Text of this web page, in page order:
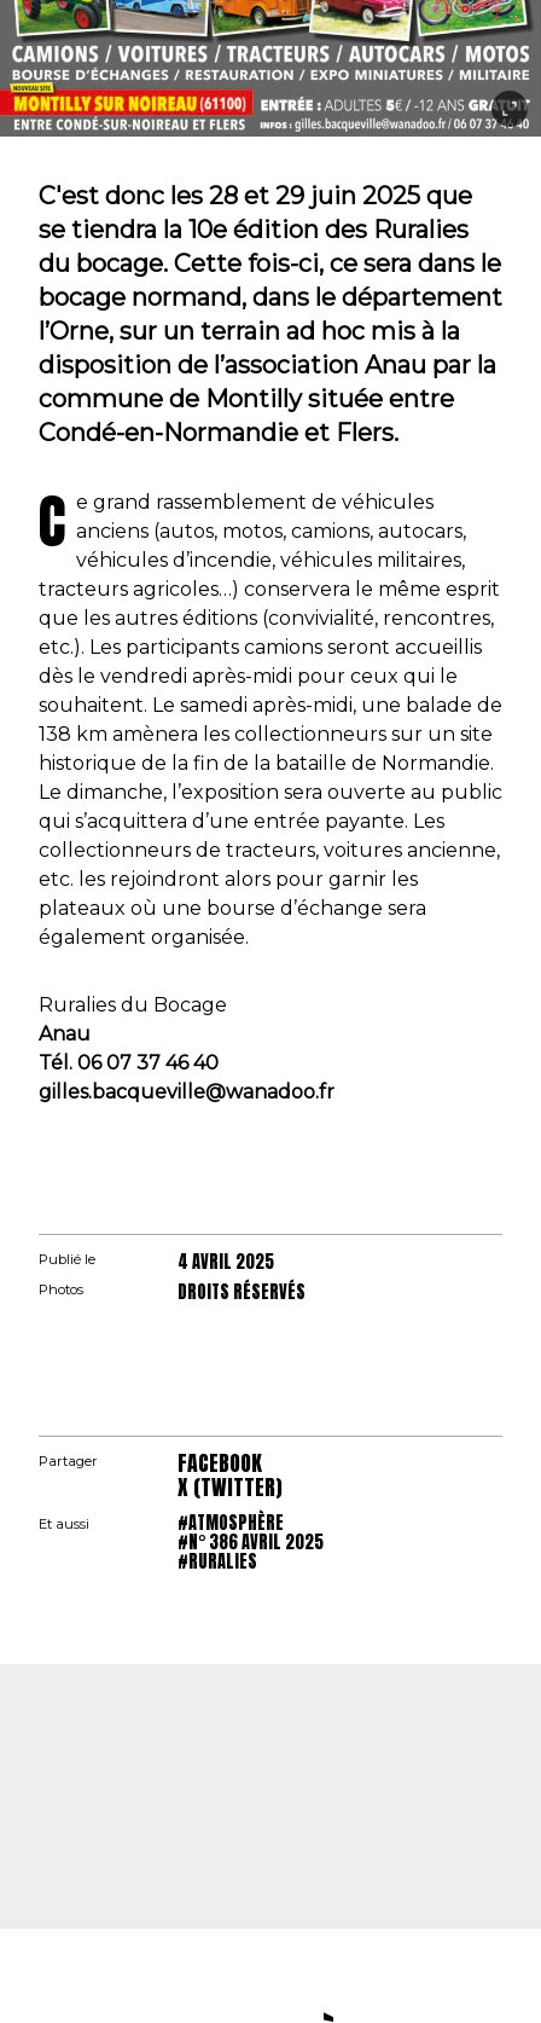
C'est donc les 28 et 29 juin 2025 que
se tiendra la 10e édition des Ruralies
du bocage. Cette fois-ci, ce sera dans le
bocage normand, dans le département
l’Orne, sur un terrain ad hoc mis à la
disposition de l’association Anau par la
commune de Montilly située entre
Condé-en-Normandie et Flers.
C e grand rassemblement de véhicules
anciens (autos, motos, camions, autocars,
véhicules d’incendie, véhicules militaires,
tracteurs agricoles…) conservera le même esprit
que les autres éditions (convivialité, rencontres,
etc.). Les participants camions seront accueillis
dès le vendredi après-midi pour ceux qui le
souhaitent. Le samedi après-midi, une balade de
138 km amènera les collectionneurs sur un site
historique de la fin de la bataille de Normandie.
Le dimanche, l’exposition sera ouverte au public
qui s’acquittera d’une entrée payante. Les
collectionneurs de tracteurs, voitures ancienne,
etc. les rejoindront alors pour garnir les
plateaux où une bourse d’échange sera
également organisée.
Ruralies du Bocage
Anau
Tél. 06 07 37 46 40
gilles.bacqueville@wanadoo.fr
Publié le 4 AVRIL 2025
Photos DROITS RÉSERVÉS
Partager FACEBOOK
X (TWITTER)
Et aussi #ATMOSPHÈRE
#N° 386 AVRIL 2025
#RURALIES